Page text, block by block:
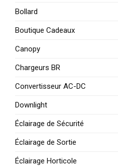
Bollard
Boutique Cadeaux
Canopy
Chargeurs BR
Convertisseur AC-DC
Downlight
Éclairage de Sécurité
Éclairage de Sortie
Éclairage Horticole